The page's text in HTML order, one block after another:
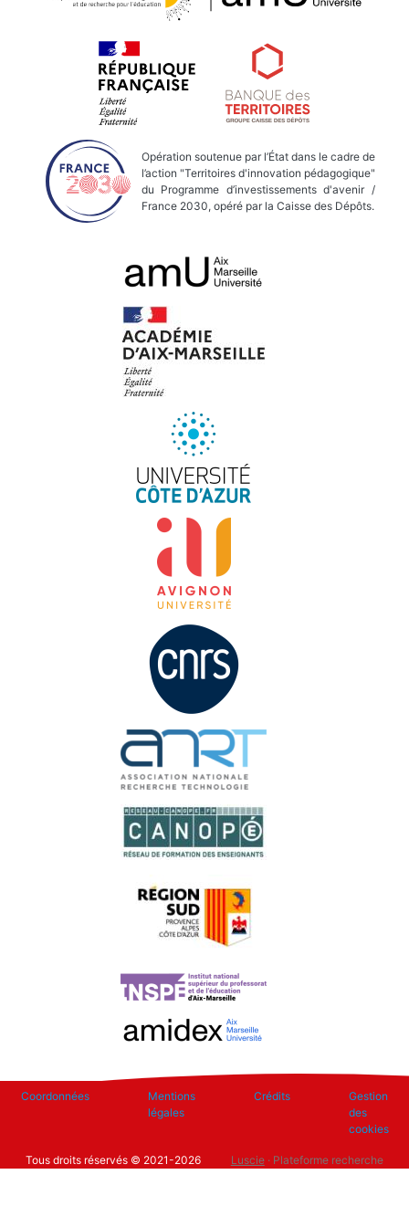
Opération soutenue par l’État dans le cadre de
l’action "Territoires d'innovation pédagogique"
du Programme d’investissements d'avenir /
France 2030, opéré par la Caisse des Dépôts.
Coordonnées
Mentions
légales
Crédits
Gestion
des
cookies
Tous droits réservés © 2021-2026 Luscie· Plateforme recherche